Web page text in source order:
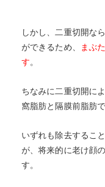
しかし、二重切開な
ができるため、
まぶ
す。
ちなみに二重切開に
窩脂肪と隔膜前脂肪
いずれも除去するこ
が、将来的に老け顔
す。